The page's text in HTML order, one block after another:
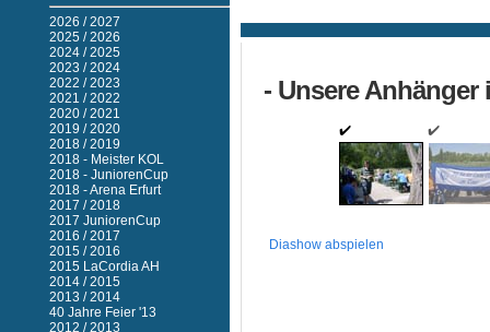
2026 / 2027
2025 / 2026
2024 / 2025
2023 / 2024
2022 / 2023
2021 / 2022
2020 / 2021
2019 / 2020
2018 / 2019
2018 - Meister KOL
2018 - JuniorenCup
2018 - Arena Erfurt
2017 / 2018
2017 JuniorenCup
2016 / 2017
2015 / 2016
2015 LaCordia AH
2014 / 2015
2013 / 2014
40 Jahre Feier '13
2012 / 2013
- Unsere Anhänger
3 4 5
Next ›
Diashow abspielen